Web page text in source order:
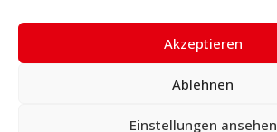
Akzeptieren
Ablehnen
Einstellungen ansehen
Cookie-Richtlinie (EU)